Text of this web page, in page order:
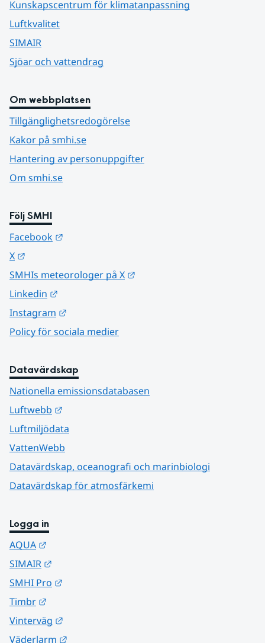
Kunskapscentrum för klimatanpassning
Luftkvalitet
SIMAIR
Sjöar och vattendrag
Om webbplatsen
Tillgänglighetsredogörelse
Kakor på smhi.se
Hantering av personuppgifter
Om smhi.se
Följ SMHI
Facebook
X
SMHIs meteorologer på X
Linkedin
Instagram
Policy för sociala medier
Datavärdskap
Nationella emissionsdatabasen
Luftwebb
Luftmiljödata
VattenWebb
Datavärdskap, oceanografi och marinbiologi
Datavärdskap för atmosfärkemi
Logga in
AQUA
SIMAIR
SMHI Pro
Timbr
Vinterväg
Väderlarm